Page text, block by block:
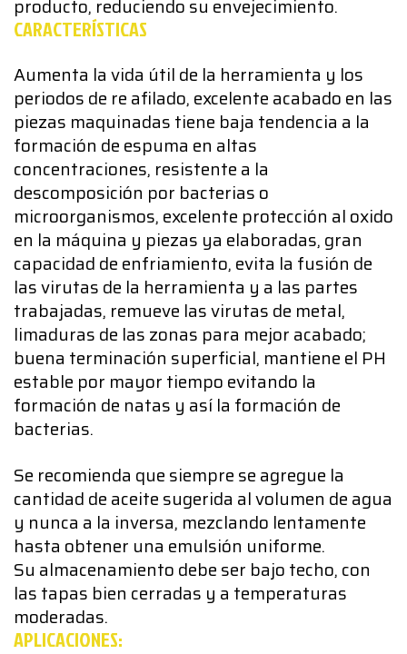
producto, reduciendo su envejecimiento.
CARACTERÍSTICAS
Aumenta la vida útil de la herramienta y los
periodos de re afilado, excelente acabado en las
piezas maquinadas tiene baja tendencia a la
formación de espuma en altas
concentraciones, resistente a la
descomposición por bacterias o
microorganismos, excelente protección al oxido
en la máquina y piezas ya elaboradas, gran
capacidad de enfriamiento, evita la fusión de
las virutas de la herramienta y a las partes
trabajadas, remueve las virutas de metal,
limaduras de las zonas para mejor acabado;
buena terminación superficial, mantiene el PH
estable por mayor tiempo evitando la
formación de natas y así la formación de
bacterias.
Se recomienda que siempre se agregue la
cantidad de aceite sugerida al volumen de agua
y nunca a la inversa, mezclando lentamente
hasta obtener una emulsión uniforme.
Su almacenamiento debe ser bajo techo, con
las tapas bien cerradas y a temperaturas
moderadas.
APLICACIONES: